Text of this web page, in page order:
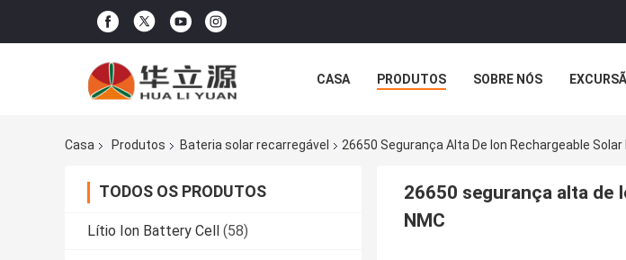
CASA PRODUTOS SOBRE NÓS
Casa Produtos Bateria solar recarregável 26650 Segurança Alta De Ion Rechargeable
TODOS OS PRODUTOS
Lítio Ion Battery Cell (58)
26650 segurança alta de
NMC